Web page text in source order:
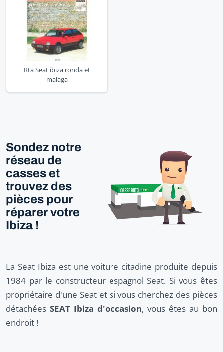
Rta Seat ibiza ronda et
malaga
Sondez notre
réseau de
casses et
trouvez des
pièces pour
réparer votre
Ibiza !
La Seat Ibiza est une voiture citadine produite depuis
1984 par le constructeur espagnol Seat. Si vous êtes
propriétaire d'une Seat et si vous cherchez des pièces
détachées SEAT Ibiza d'occasion, vous êtes au bon
endroit !